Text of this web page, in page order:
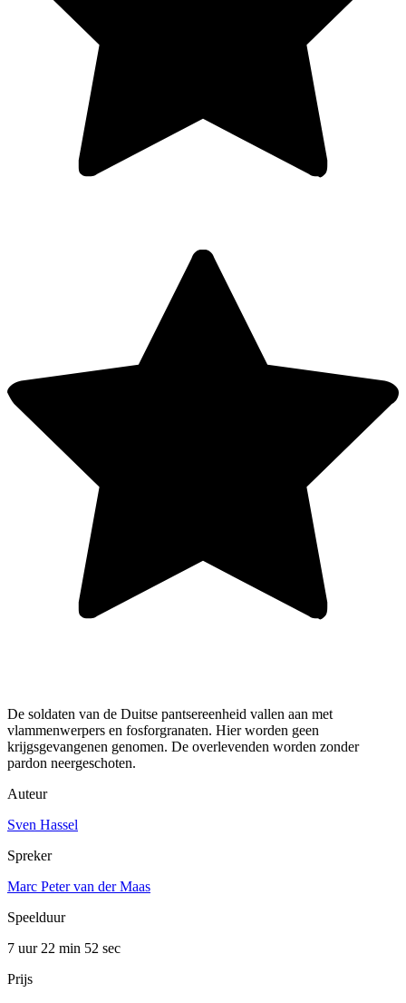
De soldaten van de Duitse pantsereenheid vallen aan met
vlammenwerpers en fosforgranaten. Hier worden geen
krijgsgevangenen genomen. De overlevenden worden zonder
pardon neergeschoten.
Auteur
Sven Hassel
Spreker
Marc Peter van der Maas
Speelduur
7 uur 22 min 52 sec
Prijs